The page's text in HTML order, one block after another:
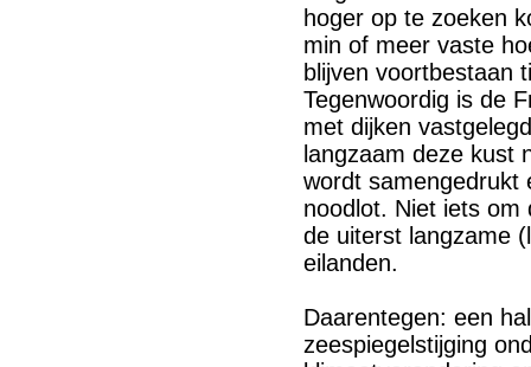
hoger op te zoeken
min of meer vaste
blijven voortbestaan
Tegenwoordig is de
met dijken
langzaam deze kust
wordt samengedrukt
noodlot. Niet iets om
de uiterst langzame
eilanden.
Daarentegen: een
zeespiegelstijging